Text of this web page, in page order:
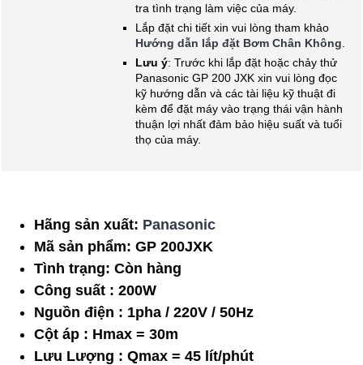
tra tình trạng làm việc của máy.
Lắp đặt chi tiết xin vui lòng tham khảo
Hướng dẫn lắp đặt Bơm Chân Không
Lưu ý: Trước khi lắp đặt hoặc chảy thử
Panasonic GP 200 JXK xin vui lòng đọc
kỹ hướng dẫn và các tài liệu kỹ thuật đi
kèm để đặt máy vào trạng thái vận hành
thuận lợi nhất đảm bảo hiệu suất và tuổi
thọ của máy.
Hãng sản xuất: Panasonic
Mã sản phẩm: GP 200JXK
Tình trạng: Còn hàng
Công suất : 200W
Nguồn điện : 1pha / 220V / 50Hz
Cột áp : Hmax = 30m
Lưu Lượng : Qmax = 45 lít/phút